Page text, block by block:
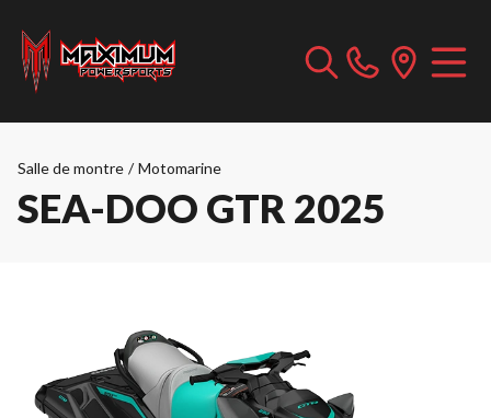
Salle de montre / Motomarine
SEA-DOO GTR 2025